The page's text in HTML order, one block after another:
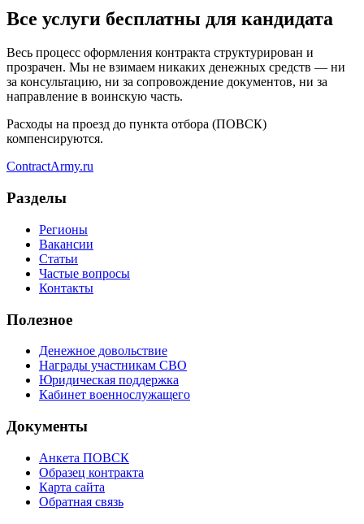
Все услуги бесплатны для кандидата
Весь процесс оформления контракта структурирован и
прозрачен. Мы не взимаем никаких денежных средств — ни
за консультацию, ни за сопровождение документов, ни за
направление в воинскую часть.
Расходы на проезд до пункта отбора (ПОВСК)
компенсируются.
ContractArmy.ru
Разделы
Регионы
Вакансии
Статьи
Частые вопросы
Контакты
Полезное
Денежное довольствие
Награды участникам СВО
Юридическая поддержка
Кабинет военнослужащего
Документы
Анкета ПОВСК
Образец контракта
Карта сайта
Обратная связь